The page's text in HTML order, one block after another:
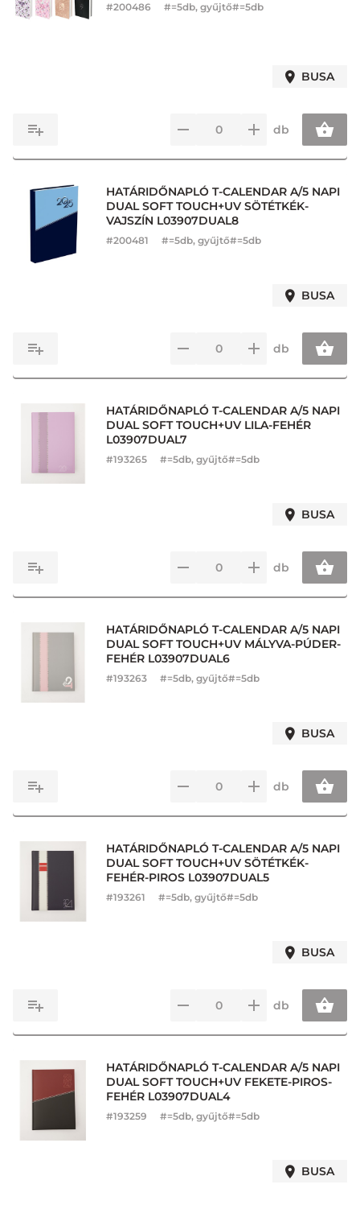
#200486 #=5db, gyűjtő#=5db
BUSA
db
HATÁRIDŐNAPLÓ T-CALENDAR A/5 NAPI
DUAL SOFT TOUCH+UV SÖTÉTKÉK-
VAJSZÍN L03907DUAL8
#200481 #=5db, gyűjtő#=5db
BUSA
db
HATÁRIDŐNAPLÓ T-CALENDAR A/5 NAPI
DUAL SOFT TOUCH+UV LILA-FEHÉR
L03907DUAL7
#193265 #=5db, gyűjtő#=5db
BUSA
db
HATÁRIDŐNAPLÓ T-CALENDAR A/5 NAPI
DUAL SOFT TOUCH+UV MÁLYVA-PÚDER-
FEHÉR L03907DUAL6
#193263 #=5db, gyűjtő#=5db
BUSA
db
HATÁRIDŐNAPLÓ T-CALENDAR A/5 NAPI
DUAL SOFT TOUCH+UV SÖTÉTKÉK-
FEHÉR-PIROS L03907DUAL5
#193261 #=5db, gyűjtő#=5db
BUSA
db
HATÁRIDŐNAPLÓ T-CALENDAR A/5 NAPI
DUAL SOFT TOUCH+UV FEKETE-PIROS-
FEHÉR L03907DUAL4
#193259 #=5db, gyűjtő#=5db
BUSA